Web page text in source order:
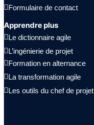
Formulaire de contact
Apprendre plus
Le dictionnaire agile
L’ingénierie de projet
Formation en alternance
La transformation agile
Les outils du chef de projet